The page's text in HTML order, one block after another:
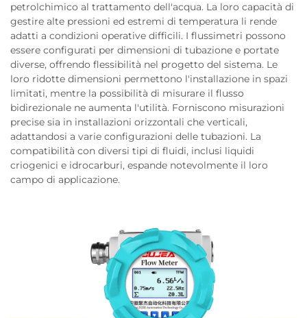
petrolchimico al trattamento dell'acqua. La loro capacità di
gestire alte pressioni ed estremi di temperatura li rende
adatti a condizioni operative difficili. I flussimetri possono
essere configurati per dimensioni di tubazione e portate
diverse, offrendo flessibilità nel progetto del sistema. Le
loro ridotte dimensioni permettono l'installazione in spazi
limitati, mentre la possibilità di misurare il flusso
bidirezionale ne aumenta l'utilità. Forniscono misurazioni
precise sia in installazioni orizzontali che verticali,
adattandosi a varie configurazioni delle tubazioni. La
compatibilità con diversi tipi di fluidi, inclusi liquidi
criogenici e idrocarburi, espande notevolmente il loro
campo di applicazione.